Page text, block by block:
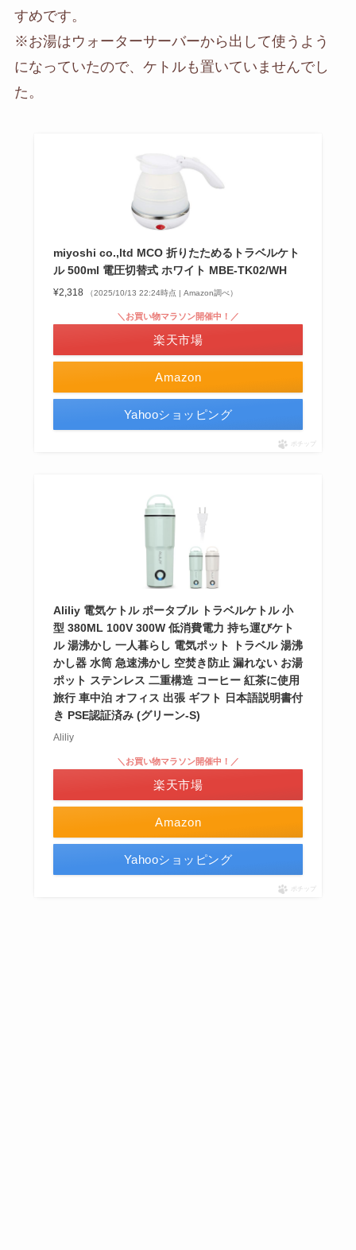
すめです。
※お湯はウォーターサーバーから出して使うよう
になっていたので、ケトルも置いていませんでし
た。
miyoshi co.,ltd MCO 折りたためるトラベルケト
ル 500ml 電圧切替式 ホワイト MBE-TK02/WH
¥2,318 （2025/10/13 22:24時点 | Amazon調べ）
Amazon
＼お買い物マラソン開催中！／
楽天市場
Yahooショッピング
ポチップ
Aliliy 電気ケトル ポータブル トラベルケトル 小
型 380ML 100V 300W 低消費電力 持ち運びケト
ル 湯沸かし 一人暮らし 電気ポット トラベル 湯沸
かし器 水筒 急速沸かし 空焚き防止 漏れない お湯
ポット ステンレス 二重構造 コーヒー 紅茶に使用
旅行 車中泊 オフィス 出張 ギフト 日本語説明書付
き PSE認証済み (グリーン-S)
Aliliy
Amazon
＼お買い物マラソン開催中！／
楽天市場
Yahooショッピング
ポチップ